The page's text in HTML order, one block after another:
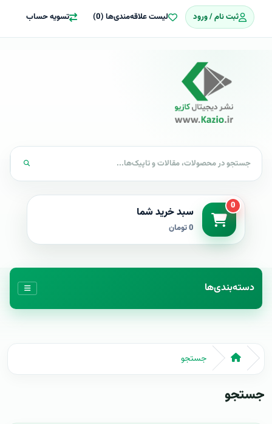
ثبت نام / ورود لیست علاقه‌مندی‌ها (0) تسویه حساب
0 سبد خرید شما
0 تومان
دسته‌بندی‌ها
جستجو
جستجو